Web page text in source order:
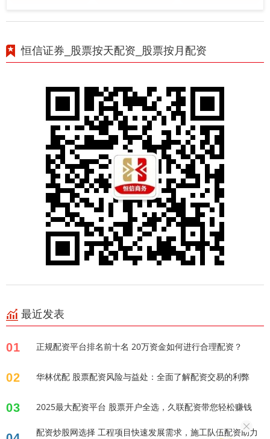
恒信证券_股票按天配资_股票按月配资
最近发表
01 正规配资平台排名前十名 20万资金如何进行合理配资？
02 华林优配 股票配资风险与益处：全面了解配资交易的利弊
03 2025最大配资平台 股票开户全选，久联配资带您轻松赚钱
配资炒股网选择 工程项目快速发展需求，施工队伍配资助力